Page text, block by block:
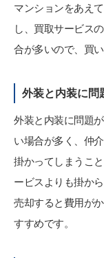
マンションをあえ
し、買取サービス
合が多いので、買
外装と内装に問
外装と内装に問題
い場合が多く、仲
掛かってしまうこ
ービスよりも掛か
売却すると費用が
すすめです。